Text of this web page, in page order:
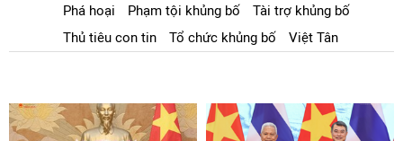
Phá hoại
Phạm tội khủng bố
Tài trợ khủng bố
Thủ tiêu con tin
Tổ chức khủng bố Việt Tân